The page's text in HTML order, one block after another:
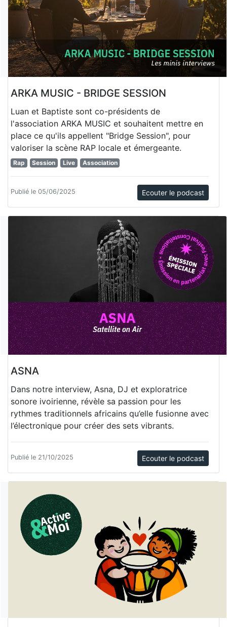
ARKA MUSIC - BRIDGE SESSION
Luan et Baptiste sont co-présidents de
l'association ARKA MUSIC et souhaitent mettre en
place ce qu'ils appellent "Bridge Session", pour
valoriser la scène RAP locale et émergeante.
Rap Session Live Association
Publié le 05/06/2025 Ecouter le podcast
ASNA
Dans notre interview, Asna, DJ et exploratrice
sonore ivoirienne, révèle sa passion pour les
rythmes traditionnels africains qu’elle fusionne avec
l’électronique pour créer des sets vibrants.
Publié le 21/10/2025 Ecouter le podcast